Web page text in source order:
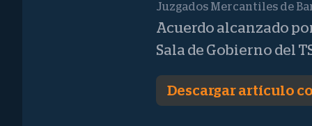
Juzgados Mercantiles de
Acuerdo alcanzado
Sala de Gobierno del
Descargar artículo